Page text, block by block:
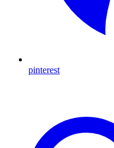
pinterest